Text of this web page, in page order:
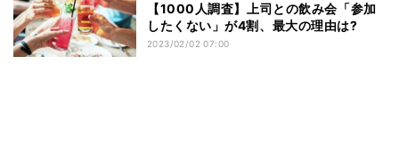
【1000人調査】上司との飲み会「参加
したくない」が4割、最大の理由は?
2023/02/02 07:00